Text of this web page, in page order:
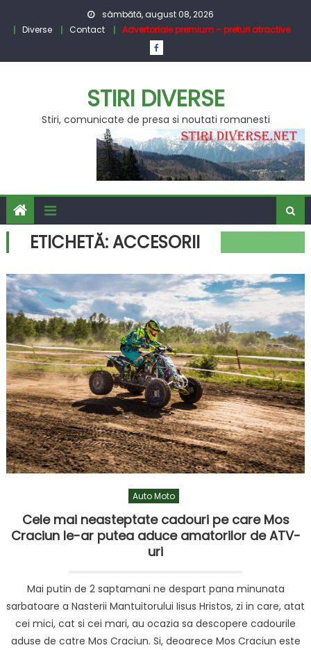
sâmbătă, august 08, 2026
Diverse
Contact Advertoriale premium – preturi atractive
STIRI DIVERSE
Stiri, comunicate de presa si noutati romanesti
ETICHETĂ:ACCESORII
Auto Moto
Cele mai neasteptate cadouri pe care Mos
Craciun le-ar putea aduce amatorilor de ATV-
uri
Mai putin de 2 saptamani ne despart pana minunata
sarbatoare a Nasterii Mantuitorului Iisus Hristos, zi in care, atat
cei mici, cat si cei mari, au ocazia sa descopere cadourile
aduse de catre Mos Craciun. Si, deoarece Mos Craciun este